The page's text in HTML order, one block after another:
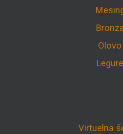
Olovo
Legure
Virtuelna